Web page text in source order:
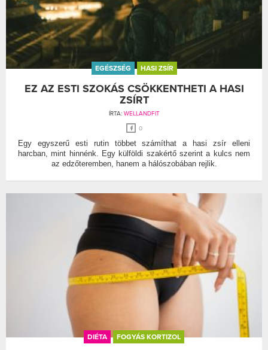
EGÉSZSÉG HASI ZSÍR
EZ AZ ESTI SZOKÁS CSÖKKENTHETI A HASI
ZSÍRT
ÍRTA: WELLANDFIT
0
Egy egyszerű esti rutin többet számíthat a hasi zsír elleni
harcban, mint hinnénk. Egy külföldi szakértő szerint a kulcs nem
az edzőteremben, hanem a hálószobában rejlik.
DIÉTA FOGYÁS KORTIZOL